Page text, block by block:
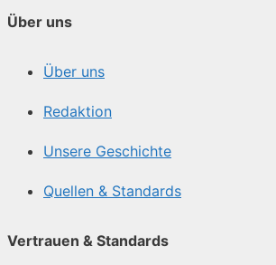
Über uns
Über uns
Redaktion
Unsere Geschichte
Quellen & Standards
Vertrauen & Standards